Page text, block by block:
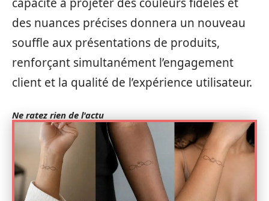
des nuances précises donnera un nouveau
souffle aux présentations de produits,
renforçant simultanément l’engagement
client et la qualité de l’expérience utilisateur.
Ne ratez rien de l'actu